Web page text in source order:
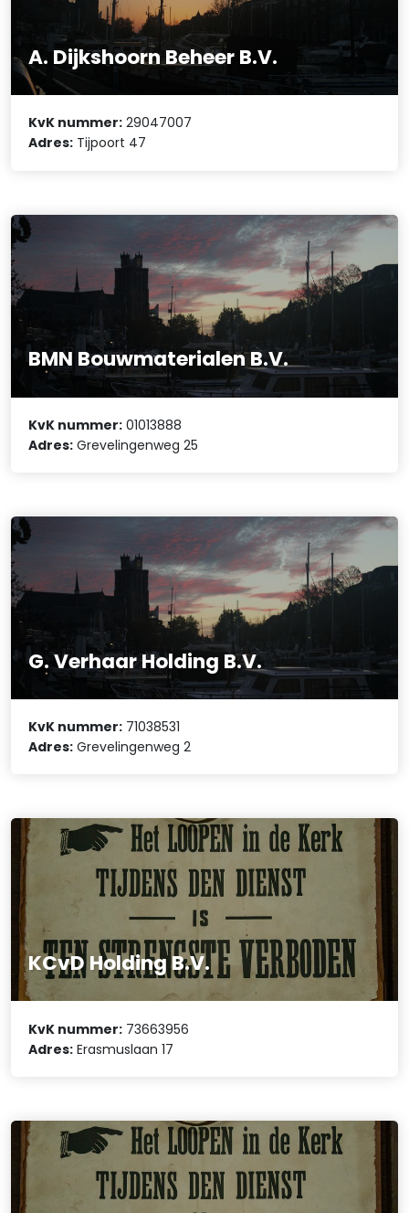
A. Dijkshoorn Beheer B.V.
KvK nummer: 29047007
Adres: Tijpoort 47
BMN Bouwmaterialen B.V.
KvK nummer: 01013888
Adres: Grevelingenweg 25
G. Verhaar Holding B.V.
KvK nummer: 71038531
Adres: Grevelingenweg 2
KCvD Holding B.V.
KvK nummer: 73663956
Adres: Erasmuslaan 17